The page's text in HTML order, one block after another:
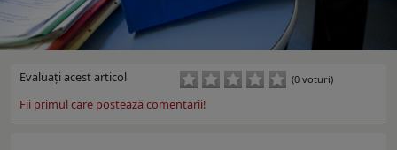
Evaluaţi acest articol (0 voturi)
Fii primul care postează comentarii!